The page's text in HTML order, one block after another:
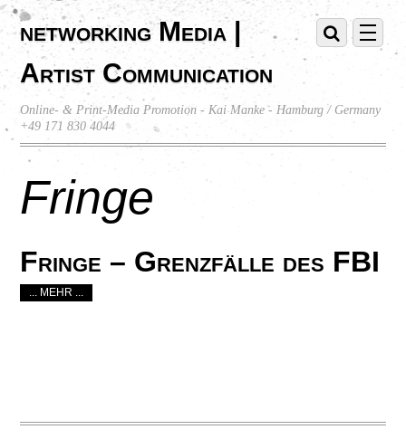
networking Media |
Artist Communication
Online- & Print-Media Promotion - Kai Manke - Hamburg / Germany
+49 171 830 4044
Fringe
Fringe – Grenzfälle des FBI
... MEHR ...